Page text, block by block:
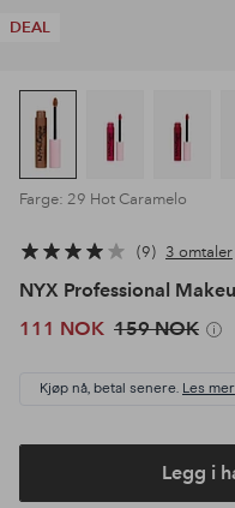
DEAL
Farge: 29 Hot Caramelo
9 3 omtaler
NYX Professional
111 NOK 159 NOK
Kjøp nå, betal senere. Les mer
Legg i